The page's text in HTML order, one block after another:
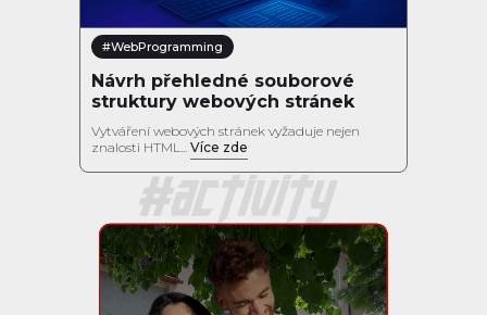
#WebProgramming
Návrh přehledné souborové
struktury webových stránek
Vytváření webových stránek vyžaduje nejen
znalosti HTML... Více zde